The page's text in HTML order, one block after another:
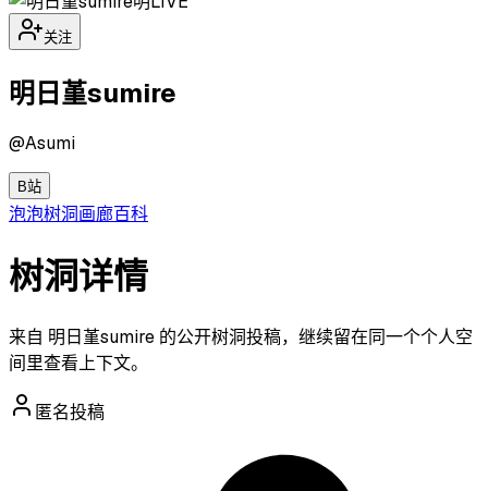
关注
明日堇sumire
@Asumi
B站
泡泡树洞画廊百科
树洞详情
来自 明日堇sumire 的公开树洞投稿，继续留在同一个个人空
间里查看上下文。
匿名投稿